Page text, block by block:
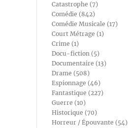
Catastrophe (7)
Comédie (842)
Comédie Musicale (17)
Court Métrage (1)
Crime (1)
Docu-fiction (5)
Documentaire (13)
Drame (508)
Espionnage (46)
Fantastique (227)
Guerre (10)
Historique (70)
Horreur / Épouvante (54)